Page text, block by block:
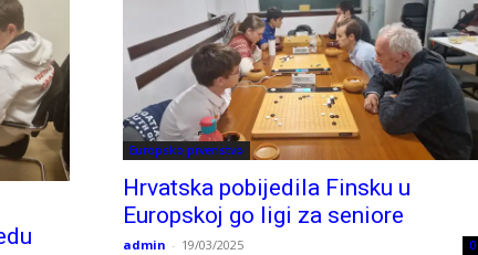
Europsko prvenstvo
Hrvatska pobijedila Finsku u
Europskoj go ligi za seniore
admin - 19/03/2025 0